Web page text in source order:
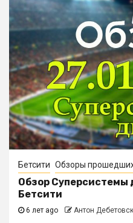
Бетсити Обзоры
Обзор Суперсистемы
Бетсити
6 лет ago Антон